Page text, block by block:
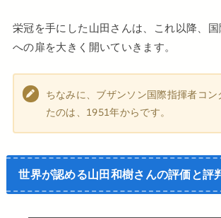
栄冠を手にした山田さんは、これ以降、
への扉を大きく開いていきます。
ちなみに、ブザンソン国際指揮者コン
たのは、1951年からです。
世界が認める山田和樹さんの評価と評